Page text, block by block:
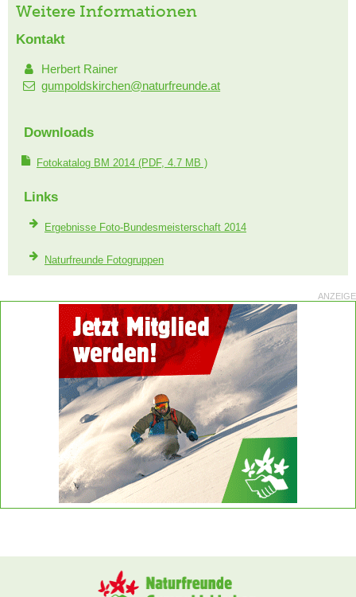
Weitere Informationen
Kontakt
Herbert Rainer
gumpoldskirchen@naturfreunde.at
Downloads
Fotokatalog BM 2014 (PDF, 4.7 MB )
Links
Ergebnisse Foto-Bundesmeisterschaft 2014
Naturfreunde Fotogruppen
ANZEIGE